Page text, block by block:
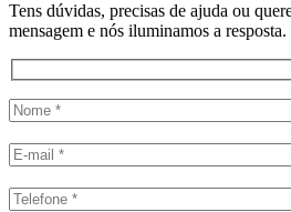
Tens dúvidas, precisas de ajuda ou
mensagem e nós iluminamos a resposta.